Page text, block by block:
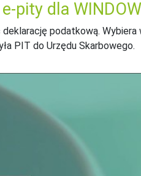
pity dla
podatkową.
PIT do Urzędu Skarbowego.